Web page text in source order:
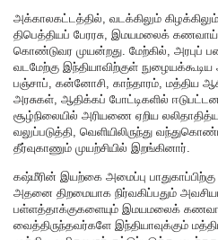
அக்காலகட்டத்தில், வடக்கிலும்
திபெத்தியப் பேரரசு, இமயமலைக்
கொண்டுவர முயன்றது. மேற்கில், அரபுப்
வடமேற்கு இந்தியாவிற்குள்
பஞ்சாப், கன்னோசி, காந்தாரம், மத்திய
அரசுகள், ஆதிக்கப் போட்டிகளில்
சூழ்நிலையில் அரியணை ஏறிய
வலுப்படுத்தி, வெளியிலிருந்து
தீர்வுகாணும் முயற்சியில் இறங்கினார்.
கஷ்மீரின் இயற்கை அமைப்பு பாதுகாப்பிற்கு
அதனை திறமையாக நிர்வகிப்பதும்
பள்ளத்தாக்குகளையும் இமயமலைக்
வைத்திருந்தவர்களே இந்தியாவுக்கும்